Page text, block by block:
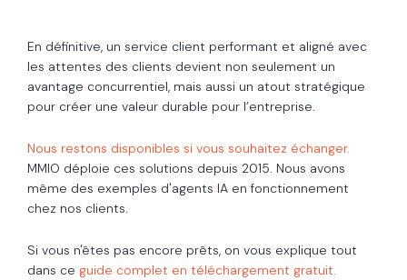
En définitive, un service client performant et aligné avec
les attentes des clients devient non seulement un
avantage concurrentiel, mais aussi un atout stratégique
pour créer une valeur durable pour l’entreprise.
Nous restons disponibles si vous souhaitez échanger.
MMIO déploie ces solutions depuis 2015. Nous avons
même des exemples d'agents IA en fonctionnement
chez nos clients.
Si vous n'êtes pas encore prêts, on vous explique tout
dans ce guide complet en téléchargement gratuit.